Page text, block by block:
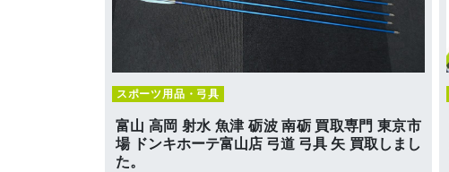
スポーツ用品・弓具
富山 高岡 射水 魚津 砺波 南砺 買取専門 東京市
場 ドンキホーテ富山店 弓道 弓具 矢 買取しまし
た。